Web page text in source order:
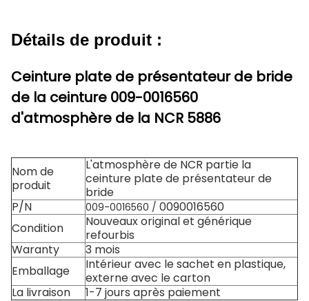
Détails de produit :
Ceinture plate de présentateur de bride
de la ceinture 009-0016560
d'atmosphère de la NCR 5886
Nom de
produit
L'atmosphère de NCR partie la
ceinture plate de présentateur de
bride
P/N
009-0016560 / 0090016560
Condition
Nouveaux original et générique
refourbis
Waranty
3 mois
Emballage
Intérieur avec le sachet en plastique,
externe avec le carton
La livraison
1-7 jours après paiement